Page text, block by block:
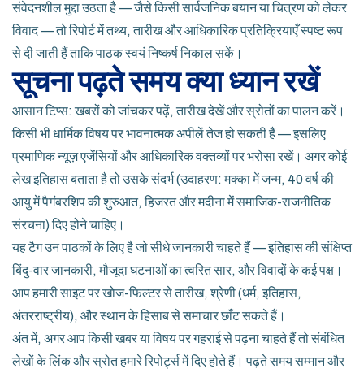
संवेदनशील मुद्दा उठता है — जैसे किसी सार्वजनिक बयान या चित्रण को लेकर
विवाद — तो रिपोर्ट में तथ्य, तारीख और आधिकारिक प्रतिक्रियाएँ स्पष्ट रूप
से दी जाती हैं ताकि पाठक स्वयं निष्कर्ष निकाल सकें।
सूचना पढ़ते समय क्या ध्यान रखें
आसान टिप्स: खबरों को जांचकर पढ़ें, तारीख देखें और स्रोतों का पालन करें।
किसी भी धार्मिक विषय पर भावनात्मक अपीलें तेज हो सकती हैं — इसलिए
प्रमाणिक न्यूज़ एजेंसियों और आधिकारिक वक्तव्यों पर भरोसा रखें। अगर कोई
लेख इतिहास बताता है तो उसके संदर्भ (उदाहरण: मक्का में जन्म, 40 वर्ष की
आयु में पैगंबरशिप की शुरुआत, हिजरत और मदीना में समाजिक-राजनीतिक
संरचना) दिए होने चाहिए।
यह टैग उन पाठकों के लिए है जो सीधे जानकारी चाहते हैं — इतिहास की संक्षिप्त
बिंदु-वार जानकारी, मौजूदा घटनाओं का त्वरित सार, और विवादों के कई पक्ष।
आप हमारी साइट पर खोज-फिल्टर से तारीख, श्रेणी (धर्म, इतिहास,
अंतरराष्ट्रीय), और स्थान के हिसाब से समाचार छाँट सकते हैं।
अंत में, अगर आप किसी खबर या विषय पर गहराई से पढ़ना चाहते हैं तो संबंधित
लेखों के लिंक और स्रोत हमारे रिपोर्ट्स में दिए होते हैं। पढ़ते समय सम्मान और